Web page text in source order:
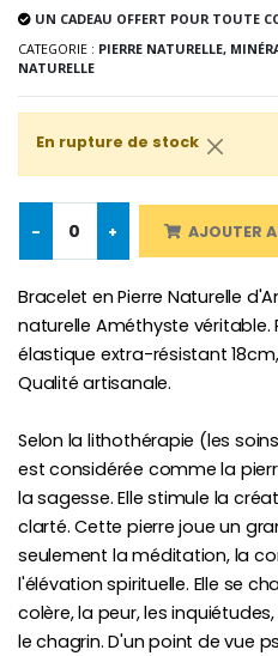
Bougie Neuvaine pour une Guérison - 17.5cm
UN CADEAU OFFERT POUR TOUTE
CATEGORIE : PIERRE NATURELLE,
NATURELLE
En rupture de stock
- + AJOUTER
Bracelet en Pierre Naturelle
naturelle Améthyste véritable.
élastique extra-résistant
Qualité artisanale.
Selon la lithothérapie (les
est considérée comme la
la sagesse. Elle stimule la
clarté. Cette pierre joue un
seulement la méditation, la
l'élévation spirituelle. Elle se
colère, la peur, les
le chagrin. D'un point de vue